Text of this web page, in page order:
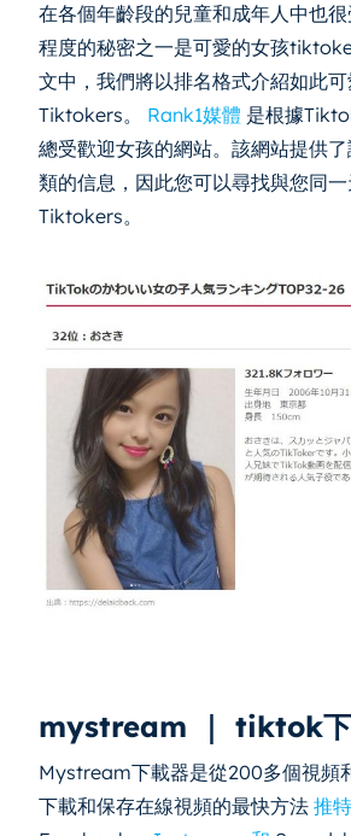
在各個年齡段的兒童和成年人中也
程度的秘密之一是可愛的女孩
文中，我們將以排名格式介紹如此
Tiktokers。 Rank1媒體 是根據
總受歡迎女孩的網站。該網站提供
類的信息，因此您可以尋找與您同
Tiktokers。
mystream ｜ tiktok
Mystream下載器是從200多個視頻
下載和保存在線視頻的最快方法 推